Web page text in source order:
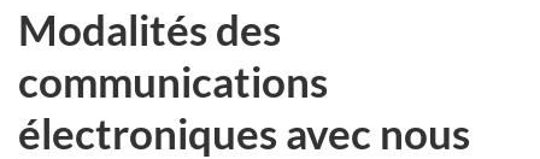
Modalités des
communications
électroniques avec nous